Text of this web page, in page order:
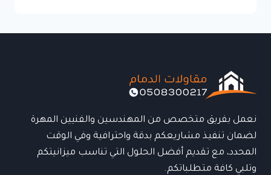
الخارجية
بأناقة
عالية
نعمل بفريق متخصص من المهندسين والفنيين المهرة
لضمان تنفيذ مشاريعكم بدقة واحترافية وفي الوقت
المحدد، مع تقديم أفضل الحلول التي تناسب ميزانيتكم
وتلبي كافة متطلباتكم.